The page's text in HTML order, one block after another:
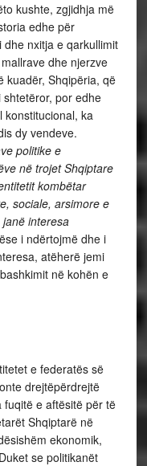
kushte, zgjidhja më
edhe për
nxitja e qarkullimit
dhe njerzve
kuadër, Shqipëria, që
por edhe
konstitucional, ka
dy vendeve.
politike e
në trojet Shqiptare
kombëtar
sociale, arsimore e
interesa
i ndërtojmë dhe i
atëherë jemi
në kohën e
e federatës së
drejtëpërdrejtë
e aftësitë për të
Shqiptarë në
ekonomik,
se politikanët